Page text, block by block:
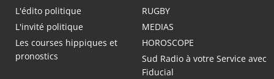
L'édito politique
RUGBY
L'invité politique
MEDIAS
Les courses hippiques et
pronostics
HOROSCOPE
Sud Radio à votre Service avec
Fiducial